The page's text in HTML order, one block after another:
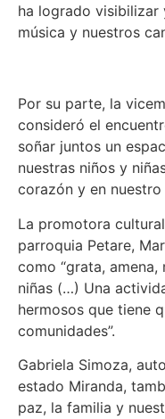
ha logrado visibilizar
música y nuestros
Por su parte, la
consideró el
soñar juntos un
nuestras niños y
corazón y en nuestro
La promotora
parroquia Petare,
como “grata,
niñas (…) Una
hermosos que tiene
comunidades”.
Gabriela Simoza,
estado Miranda,
paz, la familia y